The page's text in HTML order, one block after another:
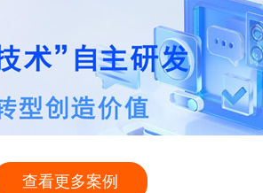
查看更多案例